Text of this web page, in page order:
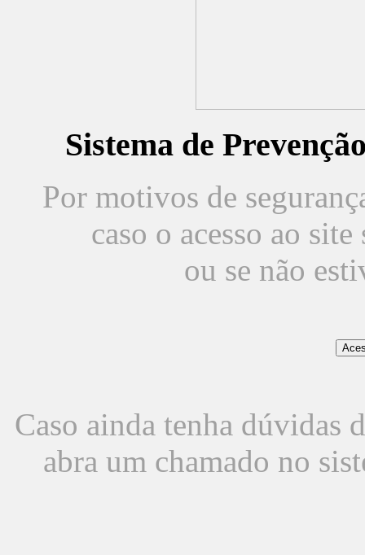
Sistema de
Por motivos de
caso o acesso ao
ou se não
Caso ainda tenha dúvidas
abra um chamado no